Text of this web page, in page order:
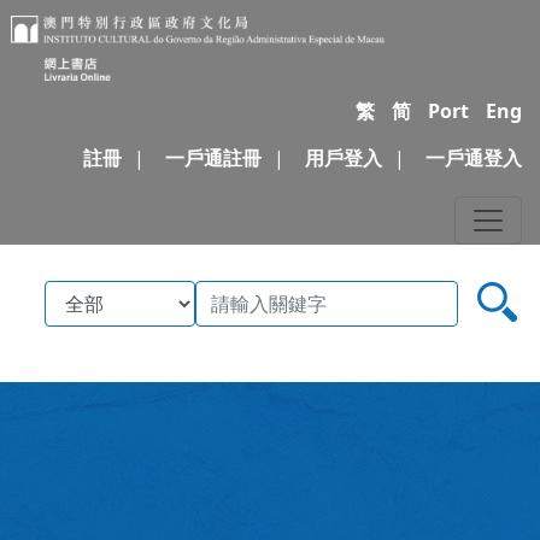
繁 简 Port
Eng
註冊
| 一戶通註冊 | 用戶登入 | 一戶通登入